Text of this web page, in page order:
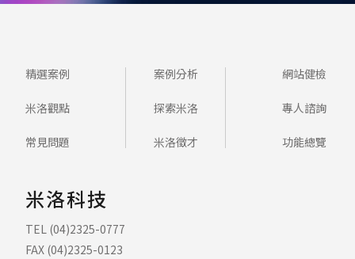
精選案例 案例分析 網站健檢
米洛觀點 探索米洛 專人諮詢
常見問題 米洛徵才 功能總覽
米洛科技
TEL (04)2325-0777
FAX (04)2325-0123